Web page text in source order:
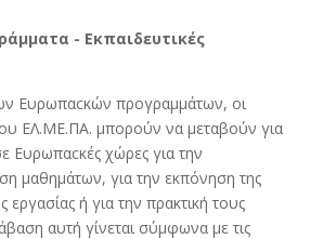
- Εκπαιδευτικές
Ευρωπαcκών προγραµµάτων, οι
ΕΛ.ΜΕ.ΠΑ. µπορούν να µεταβούν για
Ευρωπαcκές χώρες για την
µαθηµάτων, για την εκπόνηση της
εργασίας ή για την πρακτική τους
αυτή γίνεται σύµφωνα µε τις